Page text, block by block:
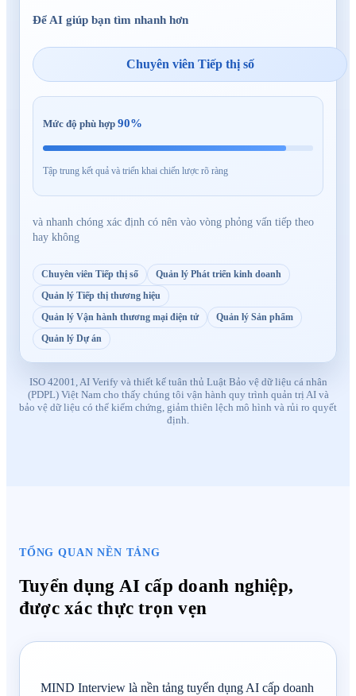
Để AI giúp bạn tìm nhanh hơn
Chuyên viên Tiếp thị số
Mức độ phù hợp 90%
Tập trung kết quả và triển khai chiến lược rõ ràng
và nhanh chóng xác định có nên vào vòng phỏng vấn tiếp theo
hay không
Chuyên viên Tiếp thị số
Quản lý Phát triển kinh doanh
Quản lý Tiếp thị thương hiệu
Quản lý Vận hành thương mại điện tử
Quản lý Sản phẩm
Quản lý Dự án
ISO 42001, AI Verify và thiết kế tuân thủ Luật Bảo vệ dữ liệu cá nhân
(PDPL) Việt Nam cho thấy chúng tôi vận hành quy trình quản trị AI và
bảo vệ dữ liệu có thể kiểm chứng, giảm thiên lệch mô hình và rủi ro quyết
định.
TỔNG QUAN NỀN TẢNG
Tuyển dụng AI cấp doanh nghiệp,
được xác thực trọn vẹn
MIND Interview là nền tảng tuyển dụng AI cấp doanh